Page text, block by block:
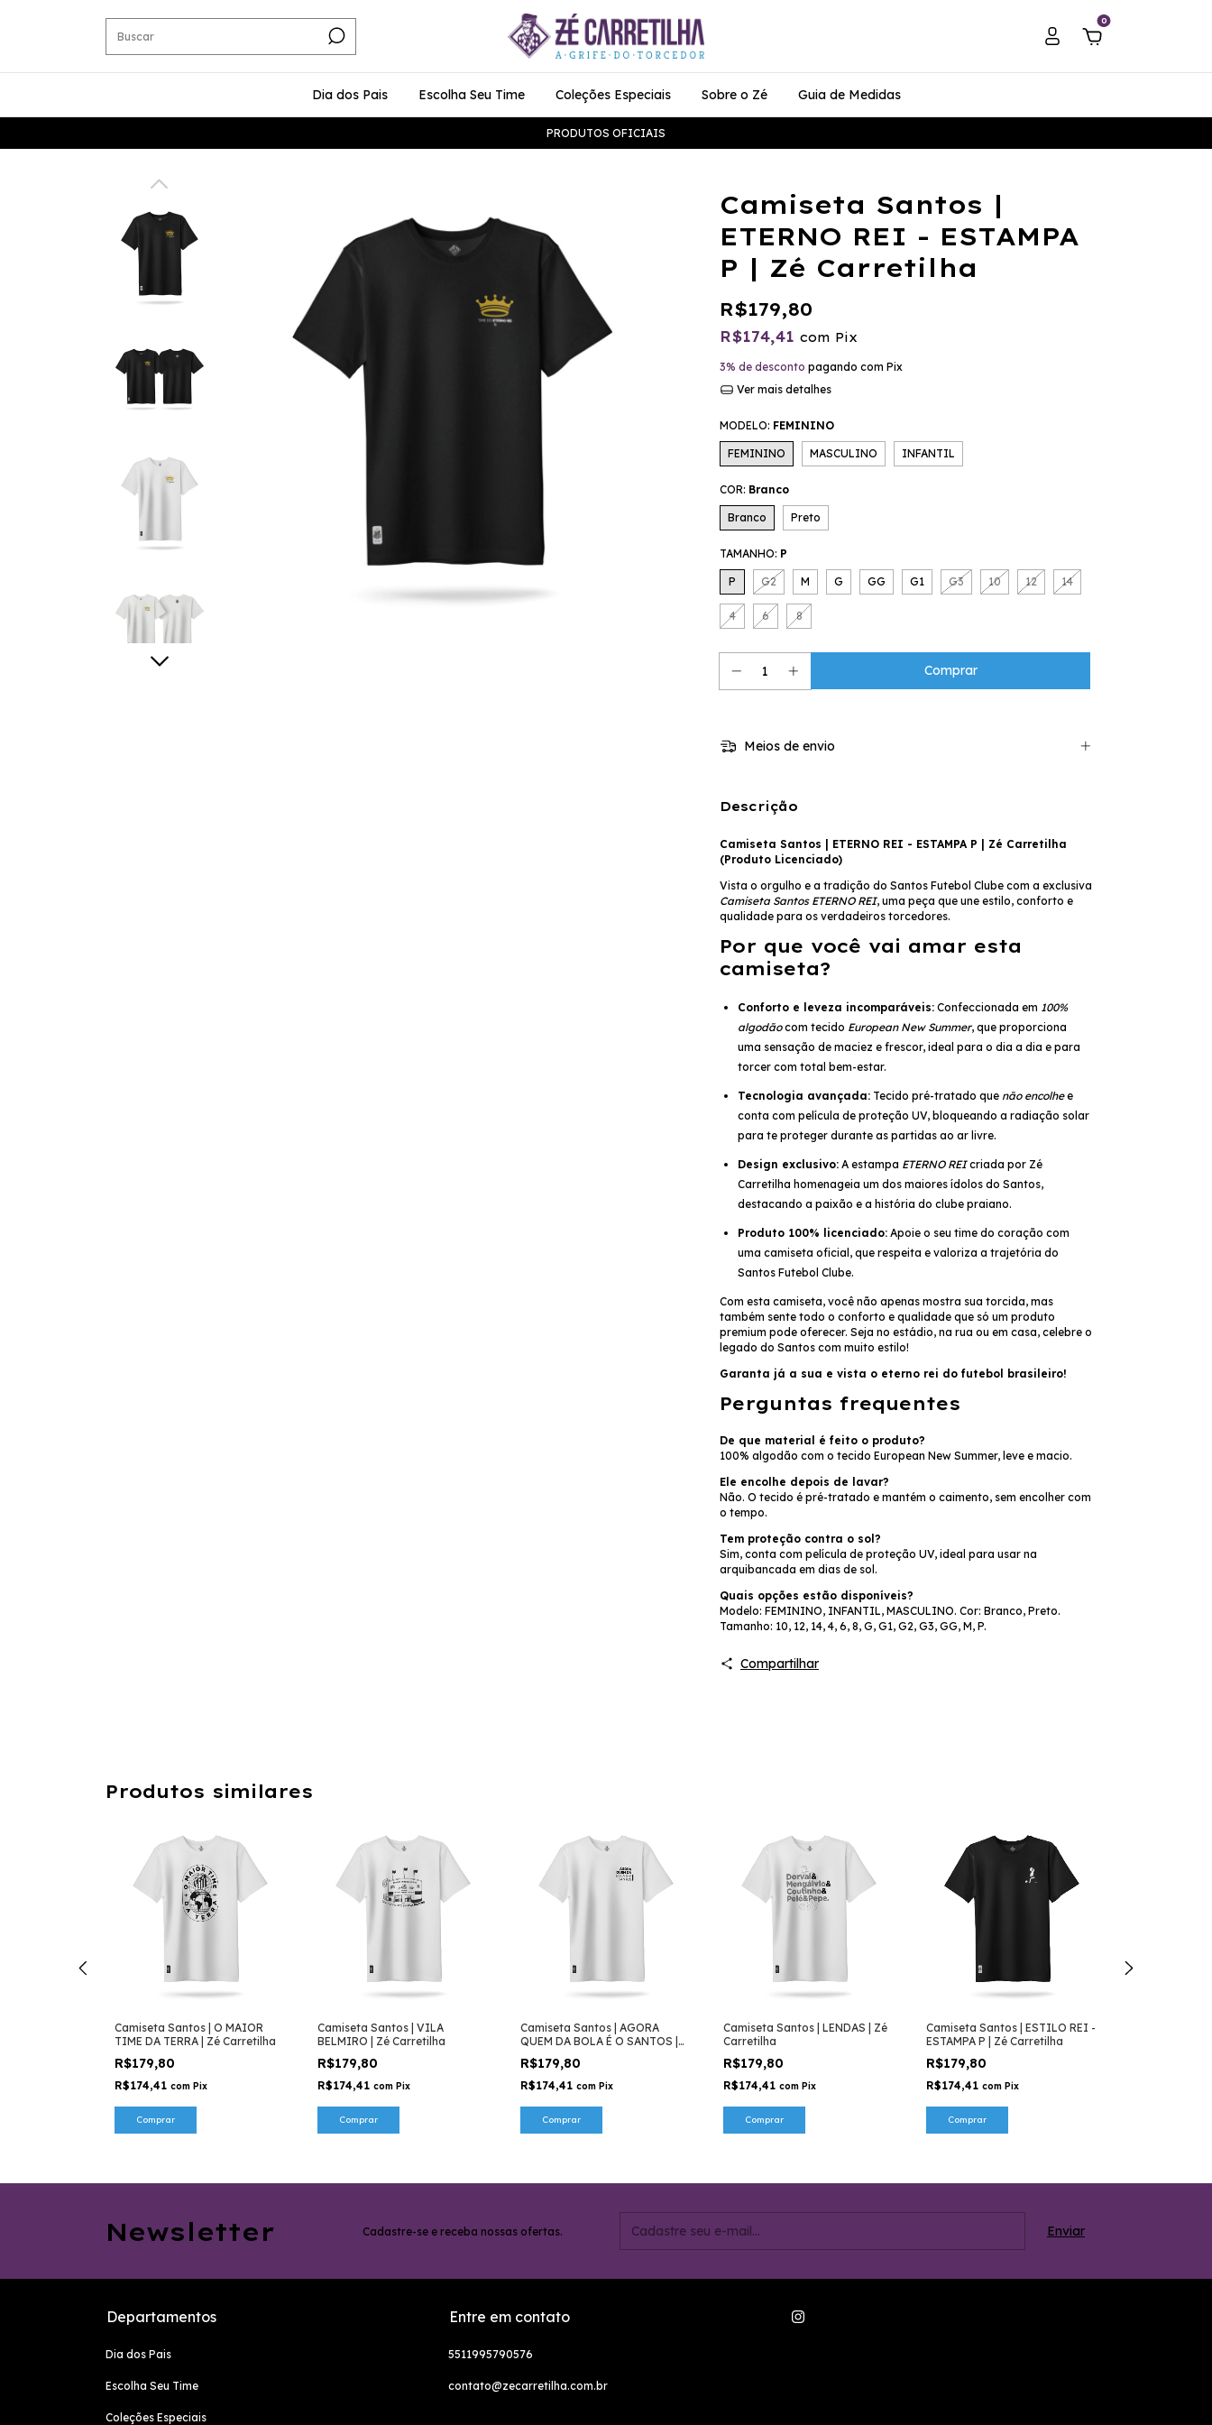
0
Dia dos Pais Escolha Seu Time Coleções Especiais Sobre o Zé Guia de Medidas
PRODUTOS OFICIAIS
Camiseta Santos |
ETERNO REI - ESTAMPA
P | Zé Carretilha
R$179,80
R$174,41 com Pix
3% de desconto pagando com Pix
Ver mais detalhes
MODELO: FEMININO
FEMININO MASCULINO INFANTIL
COR: Branco
Branco Preto
TAMANHO: P
P G2 M G GG G1 G3 10 12 14
4 6 8
Meios de envio
Descrição
Camiseta Santos | ETERNO REI - ESTAMPA P | Zé Carretilha
(Produto Licenciado)
Vista o orgulho e a tradição do Santos Futebol Clube com a exclusiva
Camiseta Santos ETERNO REI, uma peça que une estilo, conforto e
qualidade para os verdadeiros torcedores.
Por que você vai amar esta
camiseta?
Conforto e leveza incomparáveis: Confeccionada em 100%
algodãocom tecido European New Summer, que proporciona
uma sensação de maciez e frescor, ideal para o dia a dia e para
torcer com total bem-estar.
Tecnologia avançada: Tecido pré-tratado que não encolhee
conta com película de proteção UV, bloqueando a radiação solar
para te proteger durante as partidas ao ar livre.
Design exclusivo: A estampa ETERNO REIcriada por Zé
Carretilha homenageia um dos maiores ídolos do Santos,
destacando a paixão e a história do clube praiano.
Produto 100% licenciado: Apoie o seu time do coração com
uma camiseta oficial, que respeita e valoriza a trajetória do
Santos Futebol Clube.
Com esta camiseta, você não apenas mostra sua torcida, mas
também sente todo o conforto e qualidade que só um produto
premium pode oferecer. Seja no estádio, na rua ou em casa, celebre o
legado do Santos com muito estilo!
Garanta já a sua e vista o eterno rei do futebol brasileiro!
Perguntas frequentes
De que material é feito o produto?
100% algodão com o tecido European New Summer, leve e macio.
Ele encolhe depois de lavar?
Não. O tecido é pré-tratado e mantém o caimento, sem encolher com
o tempo.
Tem proteção contra o sol?
Sim, conta com película de proteção UV, ideal para usar na
arquibancada em dias de sol.
Quais opções estão disponíveis?
Modelo: FEMININO, INFANTIL, MASCULINO. Cor: Branco, Preto.
Tamanho: 10, 12, 14, 4, 6, 8, G, G1, G2, G3, GG, M, P.
Compartilhar
Produtos similares
Camiseta Santos | O MAIOR
TIME DA TERRA | Zé Carretilha
R$179,80
R$174,41 com Pix
Comprar
Camiseta Santos | VILA
BELMIRO | Zé Carretilha
R$179,80
R$174,41 com Pix
Comprar
Camiseta Santos | AGORA
QUEM DA BOLA É O SANTOS |
Zé Carretilha
R$179,80
R$174,41 com Pix
Comprar
Camiseta Santos | LENDAS | Zé
Carretilha
R$179,80
R$174,41 com Pix
Comprar
Camiseta Santos | ESTILO REI -
ESTAMPA P | Zé Carretilha
R$179,80
R$174,41 com Pix
Comprar
Newsletter Cadastre-se e receba nossas ofertas.
Departamentos
Dia dos Pais
Escolha Seu Time
Coleções Especiais
Entre em contato
5511995790576
contato@zecarretilha.com.br